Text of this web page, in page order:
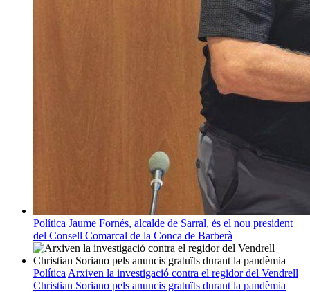
Política Jaume Fornés, alcalde de Sarral, és el nou president
del Consell Comarcal de la Conca de Barberà
Política Arxiven la investigació contra el regidor del Vendrell
Christian Soriano pels anuncis gratuïts durant la pandèmia